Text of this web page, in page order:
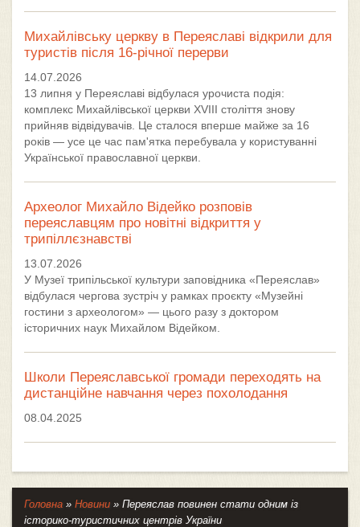
Михайлівську церкву в Переяславі відкрили для
туристів після 16-річної перерви
14.07.2026
13 липня у Переяславі відбулася урочиста подія:
комплекс Михайлівської церкви XVIII століття знову
прийняв відвідувачів. Це сталося вперше майже за 16
років — усе це час пам'ятка перебувала у користуванні
Української православної церкви.
Археолог Михайло Відейко розповів
переяславцям про новітні відкриття у
трипіллєзнавстві
13.07.2026
У Музеї трипільської культури заповідника «Переяслав»
відбулася чергова зустріч у рамках проєкту «Музейні
гостини з археологом» — цього разу з доктором
історичних наук Михайлом Відейком.
Школи Переяславської громади переходять на
дистанційне навчання через похолодання
08.04.2025
Головна » Новини » Переяслав повинен стати одним із
історико-туристичних центрів України